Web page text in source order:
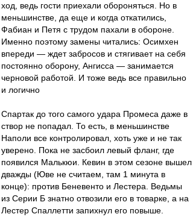
ход, ведь гости приехали обороняться. Но в
меньшинстве, да еще и когда откатились,
Фабиан и Петя с трудом пахали в обороне.
Именно поэтому замены читались: Осимхен
впереди — ждет забросов и стягивает на себя
постоянно оборону, Ангисса — занимается
черновой работой. И тоже ведь все правильно
и логично
Спартак до того самого удара Промеса даже в
створ не попадал. То есть, в меньшинстве
Наполи все контролировал, хоть уже и не так
уверено. Пока не засбоил левый фланг, где
появился Малькюи. Кевин в этом сезоне вышел
дважды (Юве не считаем, там 1 минута в
конце): против Беневенто и Лестера. Ведьмы
из Серии Б знатно отвозили его в товарке, а на
Лестер Спаллетти запихнул его повыше.